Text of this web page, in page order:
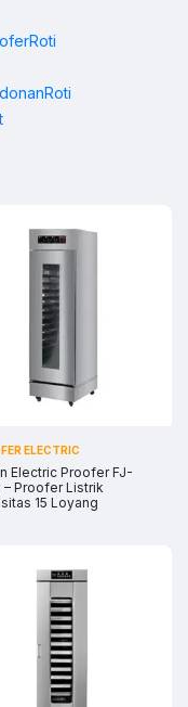
ELECTRIC
Electric Proofer FJ-
– Proofer Listrik
15 Loyang